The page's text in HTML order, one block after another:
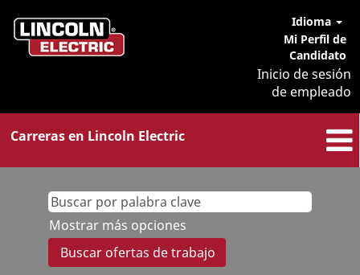
Idioma
Mi Perfil de
Candidato
Inicio de sesión
de empleado
Carreras en Lincoln Electric
Mostrar más opciones